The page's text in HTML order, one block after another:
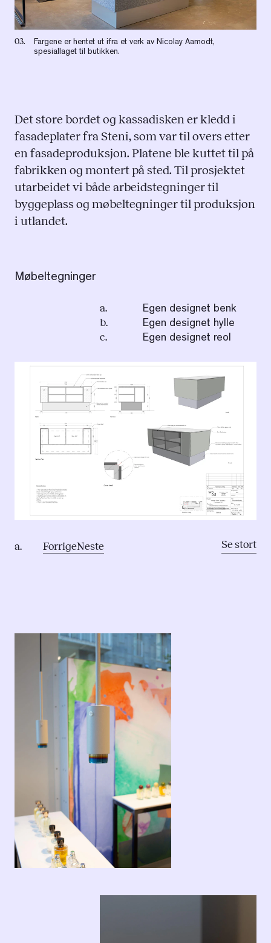
03.
Fargene er hentet ut ifra et verk av Nicolay Aamodt,
spesiallaget til butikken.
Det store bordet og kassadisken er kledd i
fasadeplater fra Steni, som var til overs etter
en fasadeproduksjon. Platene ble kuttet til på
fabrikken og montert på sted. Til prosjektet
utarbeidet vi både arbeidstegninger til
byggeplass og møbeltegninger til produksjon
i utlandet.
Møbeltegninger
a. Egen designet benk
b. Egen designet hylle
c. Egen designet reol
a. ForrigeNeste Se stort